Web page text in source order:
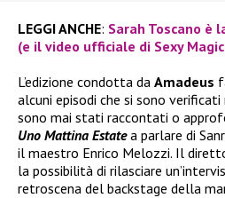
LEGGI ANCHE: Sarah Toscano è
(e il video ufficiale di Sexy
L’edizione condotta da Amadeus
alcuni episodi che si sono
sono mai stati raccontati o
Uno Mattina Estatea parlare di
il maestro Enrico Melozzi. Il
la possibilità di rilasciare
retroscena del backstage della